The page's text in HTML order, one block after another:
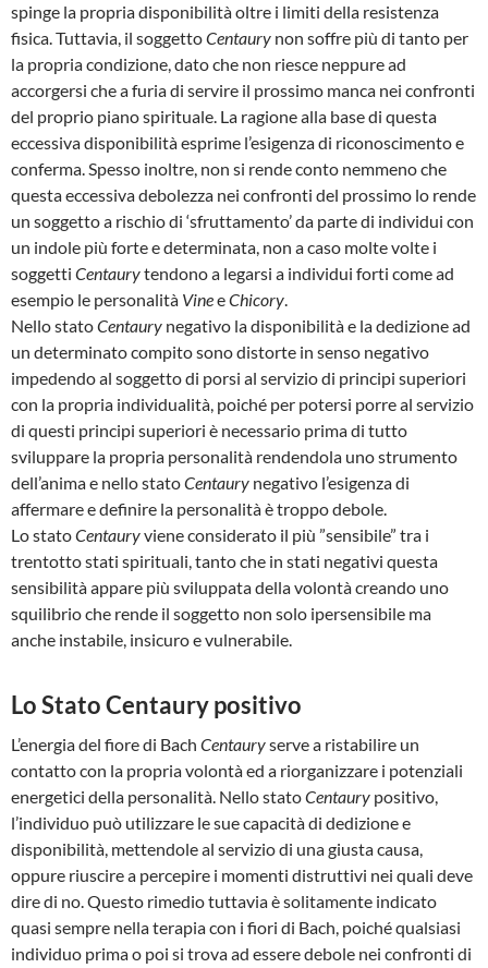
spinge la propria disponibilità oltre i limiti della resistenza
fisica. Tuttavia, il soggettoCentaury non soffre più di tanto per
la propria condizione, dato che non riesce neppure ad
accorgersi che a furia di servire il prossimo manca nei confronti
del proprio piano spirituale. La ragione alla base di questa
eccessiva disponibilità esprime l’esigenza di riconoscimento e
conferma. Spesso inoltre, non si rende conto nemmeno che
questa eccessiva debolezza nei confronti del prossimo lo rende
un soggetto a rischio di ‘sfruttamento’ da parte di individui con
un indole più forte e determinata, non a caso molte volte i
soggetti Centaurytendono a legarsi a individui forti come ad
esempio le personalità VineeChicory.
Nello statoCentaury negativo la disponibilità e la dedizione ad
un determinato compito sono distorte in senso negativo
impedendo al soggetto di porsi al servizio di principi superiori
con la propria individualità, poiché per potersi porre al servizio
di questi principi superiori è necessario prima di tutto
sviluppare la propria personalità rendendola uno strumento
dell’anima e nello statoCentaury negativo l’esigenza di
affermare e definire la personalità è troppo debole.
Lo statoCentauryviene considerato il più ”sensibile” tra i
trentotto stati spirituali, tanto che in stati negativi questa
sensibilità appare più sviluppata della volontà creando uno
squilibrio che rende il soggetto non solo ipersensibile ma
anche instabile, insicuro e vulnerabile.
Lo Stato Centaury positivo
L’energia del fiore di Bach Centauryserve a ristabilire un
contatto con la propria volontà ed a riorganizzare i potenziali
energetici della personalità. Nello statoCentaury positivo,
l’individuo può utilizzare le sue capacità di dedizione e
disponibilità, mettendole al servizio di una giusta causa,
oppure riuscire a percepire i momenti distruttivi nei quali deve
dire di no. Questo rimedio tuttavia è solitamente indicato
quasi sempre nella terapia con i fiori di Bach, poiché qualsiasi
individuo prima o poi si trova ad essere debole nei confronti di